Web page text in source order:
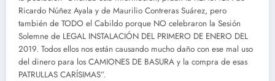
Ricardo Núñez Ayala y de Maurilio Contreras Suárez, pero
también de TODO el Cabildo porque NO celebraron la Sesión
Solemne de LEGAL INSTALACIÓN DEL PRIMERO DE ENERO DEL
2019. Todos ellos nos están causando mucho daño con ese mal uso
del dinero para los CAMIONES DE BASURA y la compra de esas
PATRULLAS CARÍSIMAS”.